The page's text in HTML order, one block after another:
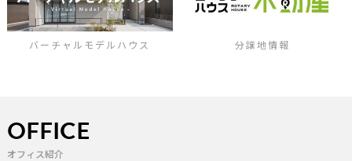
バーチャルモデルハウス 分譲地情報
OFFICE
オフィス紹介